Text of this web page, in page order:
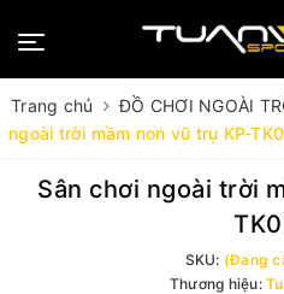
Trang chủ ĐỒ CHƠI NGOÀI
ngoài trời mầm non vũ trụ KP-
Sân chơi ngoài trời
SKU: (Đang
Thương hiệu: